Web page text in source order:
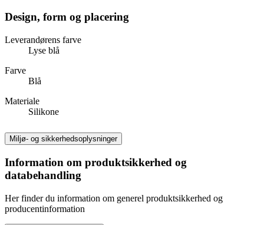
Design, form og placering
Leverandørens farve
Lyse blå
Farve
Blå
Materiale
Silikone
Miljø- og sikkerhedsoplysninger
Information om produktsikkerhed og
databehandling
Her finder du information om generel produktsikkerhed og
producentinformation